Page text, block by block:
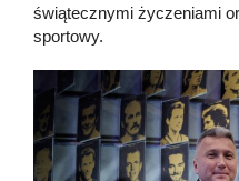
świątecznymi życzeniami
sportowy.